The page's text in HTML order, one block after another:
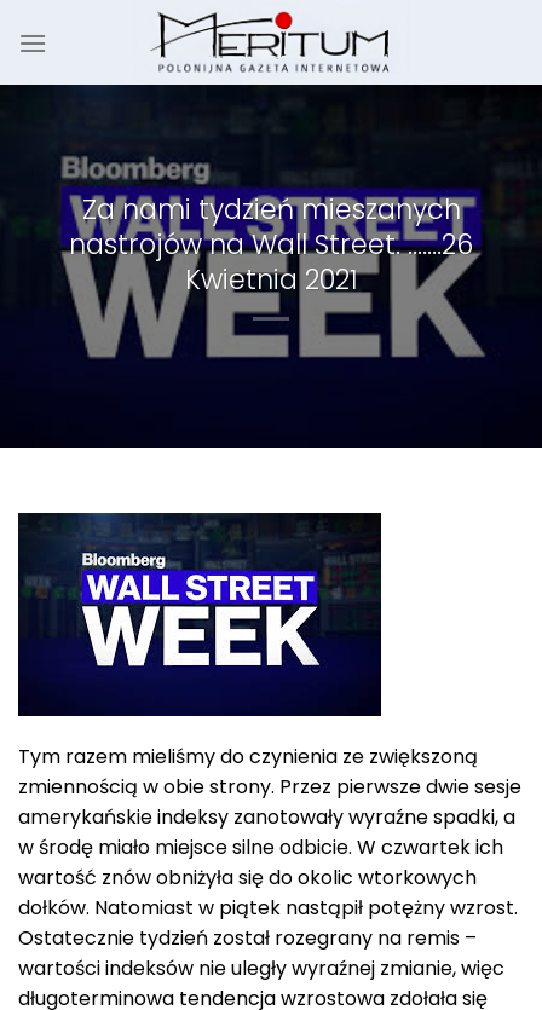
Za nami tydzień mieszanych
nastrojów na Wall Street. …….26
Kwietnia 2021
Tym razem mieliśmy do czynienia ze zwiększoną
zmiennością w obie strony. Przez pierwsze dwie sesje
amerykańskie indeksy zanotowały wyraźne spadki, a
w środę miało miejsce silne odbicie. W czwartek ich
wartość znów obniżyła się do okolic wtorkowych
dołków. Natomiast w piątek nastąpił potężny wzrost.
Ostatecznie tydzień został rozegrany na remis –
wartości indeksów nie uległy wyraźnej zmianie, więc
długoterminowa tendencja wzrostowa zdołała się